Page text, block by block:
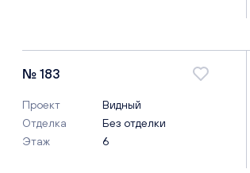
№ 183
Проект
Видный
Отделка
Без отделки
Этаж
6